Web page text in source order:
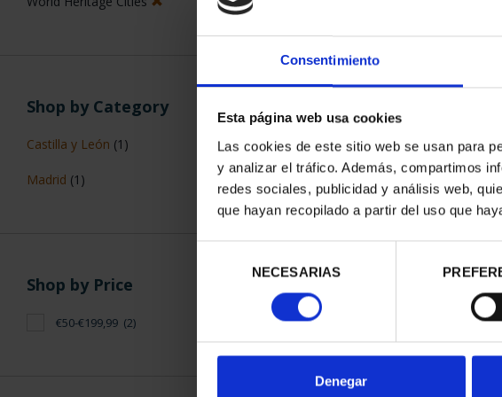
Consentimiento
Esta página web usa cookies
Las cookies de este sitio web se usan para
y analizar el tráfico. Además, compartimos
redes sociales, publicidad y análisis web,
que hayan recopilado a partir del uso que
consentimiento
NECESARIAS
Denegar
Shop by Category
Castilla y León (1)
Madrid (1)
Shop by Price
€50-€199,99 (2)
WORLD HERITAGE CITIES -
ALCALÁ DE HENARE...
€73.00
SORT BY: